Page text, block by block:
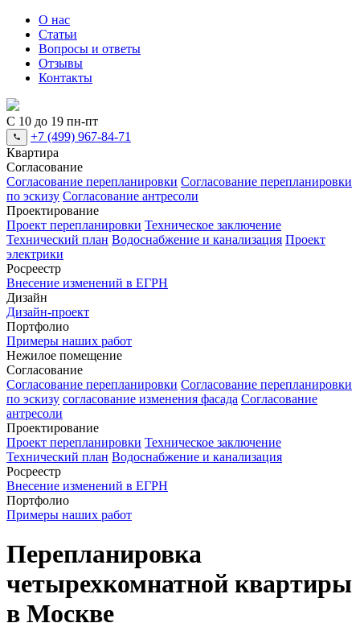
О нас
Статьи
Вопросы и ответы
Отзывы
Контакты
С 10 до 19 пн-пт
+7 (499) 967-84-71
Квартира
Согласование
Согласование перепланировки Согласование перепланировки
по эскизу Согласование антресоли
Проектирование
Проект перепланировки Техническое заключение
Технический план Водоснабжение и канализация Проект
электрики
Росреестр
Внесение изменений в ЕГРН
Дизайн
Дизайн-проект
Портфолио
Примеры наших работ
Нежилое помещение
Согласование
Согласование перепланировки Согласование перепланировки
по эскизу согласование изменения фасада Согласование
антресоли
Проектирование
Проект перепланировки Техническое заключение
Технический план Водоснабжение и канализация
Росреестр
Внесение изменений в ЕГРН
Портфолио
Примеры наших работ
Перепланировка
четырехкомнатной квартиры
в Москве